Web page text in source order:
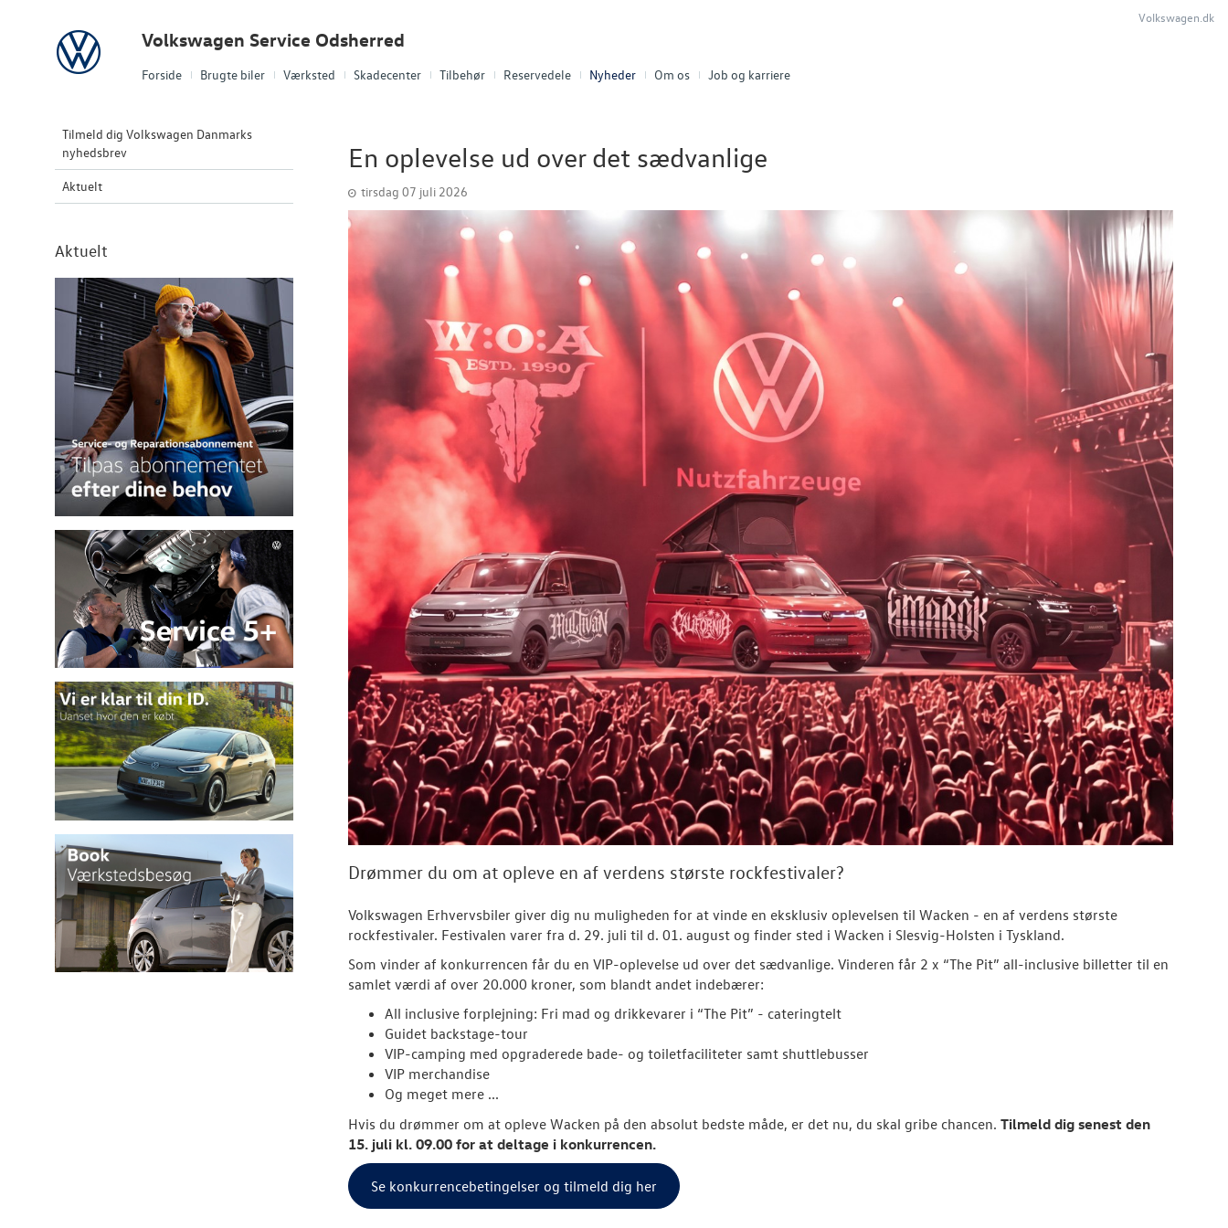
Forside Brugte biler Værksted Skadecenter Tilbehør Reservedele Nyheder Om os Job og karriere
Volkswagen Volkswagen Service Odsherred
Volkswagen.dk
Tilmeld dig Volkswagen Danmarks
nyhedsbrev
Aktuelt
Aktuelt
En oplevelse ud over det sædvanlige
tirsdag 07 juli 2026
Drømmer du om at opleve en af verdens største rockfestivaler?
Volkswagen Erhvervsbiler giver dig nu muligheden for at vinde en eksklusiv oplevelsen til Wacken - en af verdens største
rockfestivaler. Festivalen varer fra d. 29. juli til d. 01. august og finder sted i Wacken i Slesvig-Holsten i Tyskland.
Som vinder af konkurrencen får du en VIP-oplevelse ud over det sædvanlige. Vinderen får 2 x “The Pit” all-inclusive billetter til en
samlet værdi af over 20.000 kroner, som blandt andet indebærer:
All inclusive forplejning: Fri mad og drikkevarer i “The Pit” - cateringtelt
Guidet backstage-tour
VIP-camping med opgraderede bade- og toiletfaciliteter samt shuttlebusser
VIP merchandise
Og meget mere ...
Hvis du drømmer om at opleve Wacken på den absolut bedste måde, er det nu, du skal gribe chancen. Tilmeld dig senest den
15. juli kl. 09.00 for at deltage i konkurrencen.
Se konkurrencebetingelser og tilmeld dig her